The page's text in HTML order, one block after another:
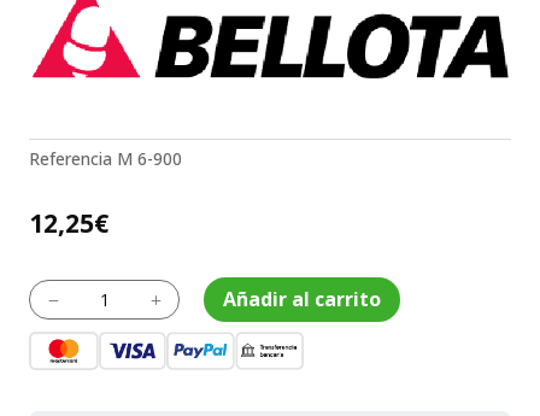
Referencia M 6-900
12,25€
K
Mango
de
madera
con
L Añadir al carrito